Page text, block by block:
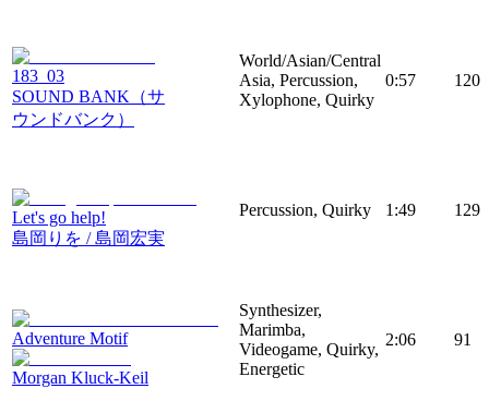
183_03
SOUND BANK（サ
ウンドバンク）
World/Asian/Central
Asia, Percussion,
Xylophone, Quirky
0:57 120
Let's go help!
島岡りを / 島岡宏実
Percussion, Quirky 1:49 129
Adventure Motif
Morgan Kluck-Keil
Synthesizer,
Marimba,
Videogame, Quirky,
Energetic
2:06 91